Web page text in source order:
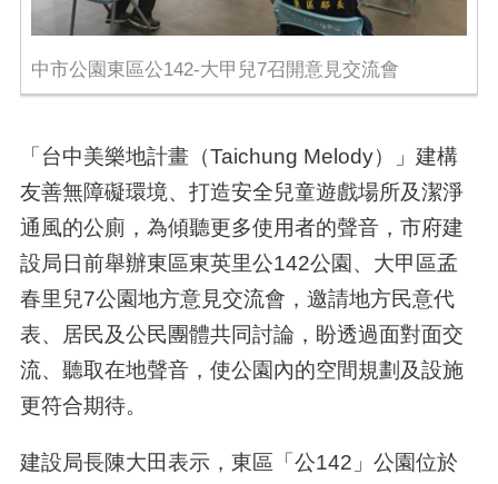
中市公園東區公142-大甲兒7召開意見交流會
「台中美樂地計畫（Taichung Melody）」建構
友善無障礙環境、打造安全兒童遊戲場所及潔淨
通風的公廁，為傾聽更多使用者的聲音，市府建
設局日前舉辦東區東英里公142公園、大甲區孟
春里兒7公園地方意見交流會，邀請地方民意代
表、居民及公民團體共同討論，盼透過面對面交
流、聽取在地聲音，使公園內的空間規劃及設施
更符合期待。
建設局長陳大田表示，東區「公142」公園位於